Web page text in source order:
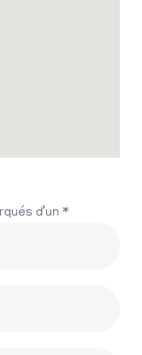
d’un *